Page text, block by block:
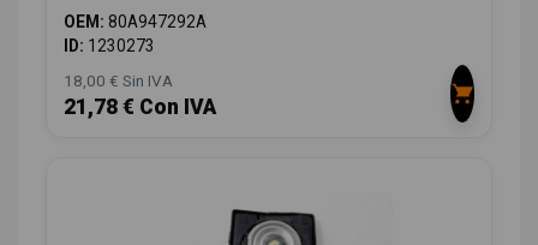
OEM: 80A947292A
ID: 1230273
18,00 € Sin IVA
21,78 € Con IVA